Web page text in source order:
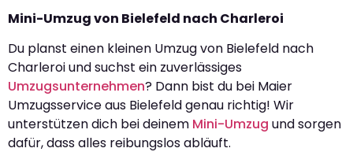
Mini-Umzug von Bielefeld nach Charleroi
Du planst einen kleinen Umzug von Bielefeld nach
Charleroi und suchst ein zuverlässiges
Umzugsunternehmen? Dann bist du bei Maier
Umzugsservice aus Bielefeld genau richtig! Wir
unterstützen dich bei deinem Mini-Umzug und sorgen
dafür, dass alles reibungslos abläuft.